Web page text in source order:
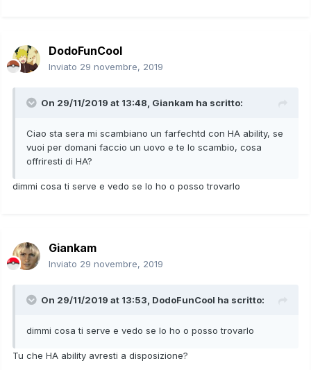
DodoFunCool
Inviato 29 novembre, 2019
On 29/11/2019 at 13:48, Giankam ha scritto:
Ciao sta sera mi scambiano un farfechtd con HA ability, se
vuoi per domani faccio un uovo e te lo scambio, cosa
offriresti di HA?
dimmi cosa ti serve e vedo se lo ho o posso trovarlo
Giankam
Inviato 29 novembre, 2019
On 29/11/2019 at 13:53, DodoFunCool ha scritto:
dimmi cosa ti serve e vedo se lo ho o posso trovarlo
Tu che HA ability avresti a disposizione?